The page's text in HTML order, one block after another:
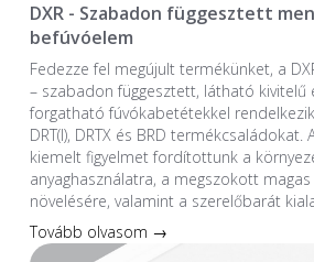
DXR - Szabadon függesztett
befúvóelem
Fedezze fel megújult termékünket, a
– szabadon függesztett, látható kivitelű
forgatható fúvókabetétekkel
DRT(I), DRTX és BRD termékcsaládokat.
kiemelt figyelmet fordítottunk a
anyaghasználatra, a megszokott
növelésére, valamint a szerelőbarát
Tovább olvasom →